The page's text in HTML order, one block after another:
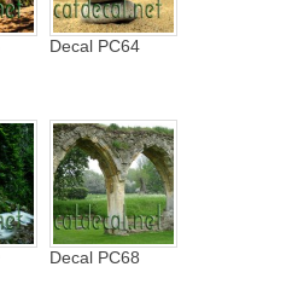
Decal PC64
Decal PC68